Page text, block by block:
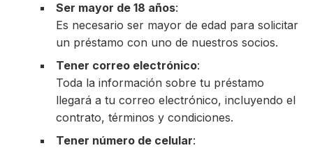
Ser mayor de 18 años:
Es necesario ser mayor de edad para solicitar
un préstamo con uno de nuestros socios.
Tener correo electrónico:
Toda la información sobre tu préstamo
llegará a tu correo electrónico, incluyendo el
contrato, términos y condiciones.
Tener número de celular: